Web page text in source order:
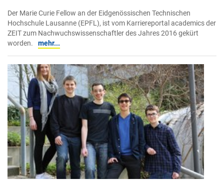
Der Marie Curie Fellow an der Eidgenössischen Technischen
Hochschule Lausanne (EPFL), ist vom Karriereportal academics der
ZEIT zum Nachwuchswissenschaftler des Jahres 2016 gekürt
worden.
mehr...